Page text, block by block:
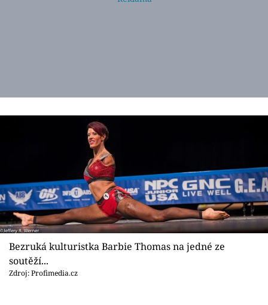
Bezruká kulturistka Barbie Thomas na jedné ze
soutěží...
Zdroj: Profimedia.cz